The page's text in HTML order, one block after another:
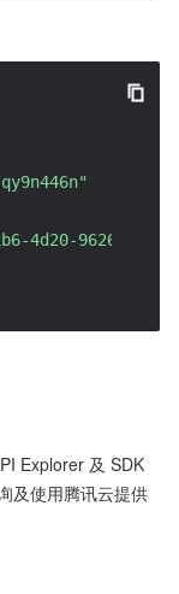
4d20-9626-
Explorer 及 SDK
及使用腾讯云提供